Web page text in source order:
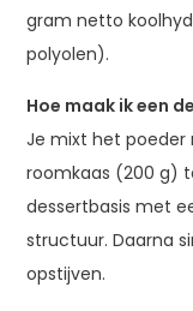
gram netto
polyolen).
Hoe maak ik een
Je mixt het poeder
roomkaas (200 g)
dessertbasis met
structuur. Daarna
opstijven.